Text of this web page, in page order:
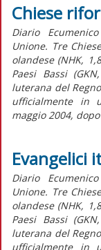
Chiese
Diario
Unione. Tre
olandese (NHK,
Paesi Bassi
luterana del
ufficialmente in
maggio 2004,
Evangelici
Diario
Unione. Tre
olandese (NHK,
Paesi Bassi
luterana del
ufficialmente in